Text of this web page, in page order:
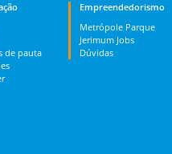
de pauta
Empreendedorismo
Metrópole Parque
Jerimum Jobs
Dúvidas